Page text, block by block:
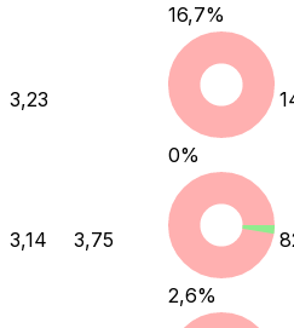
16,7%
3,23
0%
3,14 3,75
2,6%